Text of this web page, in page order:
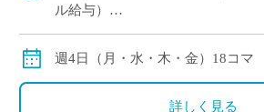
ル給与）
※12月や年明けも月額固定で安定
週4日（月・水・木・金）18コマ
詳しく見る